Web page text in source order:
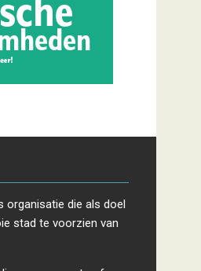
organisatie die als doel
stad te voorzien van